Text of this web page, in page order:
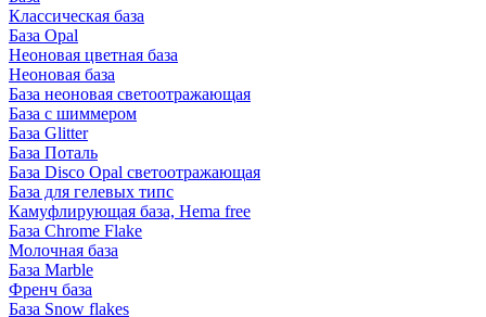
Классическая база
База Opal
Неоновая цветная база
Неоновая база
База неоновая светоотражающая
База с шиммером
База Glitter
База Поталь
База Disco Opal светоотражающая
База для гелевых типс
Камуфлирующая база, Hema free
База Chrome Flake
Молочная база
База Marble
Френч база
База Snow flakes